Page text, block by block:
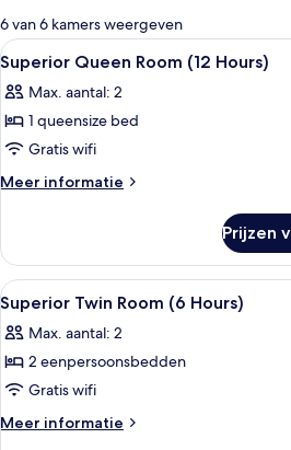
voor
kamers
6 van 6 kamers weergeven
Alle
foto's
voor
Superior
Queen
Room
laden
Een
2
Superior Queen Room (12 Hours)
Max. aantal: 2
1 queensize bed
Gratis wifi
Meer informatie
Meer
Queen
Room
(12
Hours)
Prijzen
Alle
foto's
voor
Superior
Twin
Room
Een
3
Superior Twin Room (6 Hours)
Max. aantal: 2
2 eenpersoonsbedden
Gratis wifi
Meer informatie
Meer